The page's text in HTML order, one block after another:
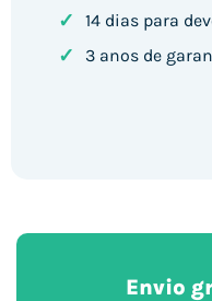
✓ 14 dias para
✓ 3 anos de
Envio